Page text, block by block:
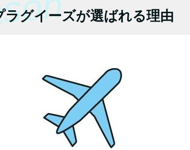
ラグイーズが選ばれる理由